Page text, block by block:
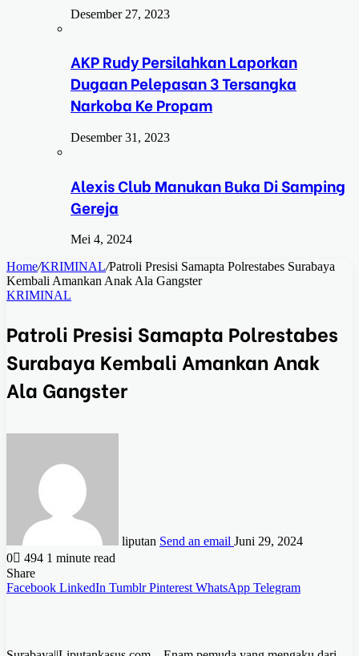
Desember 27, 2023
AKP Rudy Persilahkan Laporkan
Dugaan Pelepasan 3 Tersangka
Narkoba Ke Propam
Desember 31, 2023
Alexis Club Manukan Buka Di Samping
Gereja
Mei 4, 2024
Home/KRIMINAL/Patroli Presisi Samapta Polrestabes Surabaya
Kembali Amankan Anak Ala Gangster
KRIMINAL
Patroli Presisi Samapta Polrestabes
Surabaya Kembali Amankan Anak
Ala Gangster
liputan Send an email Juni 29, 2024
0
494 1 minute read
Share
Facebook LinkedIn Tumblr Pinterest WhatsApp Telegram